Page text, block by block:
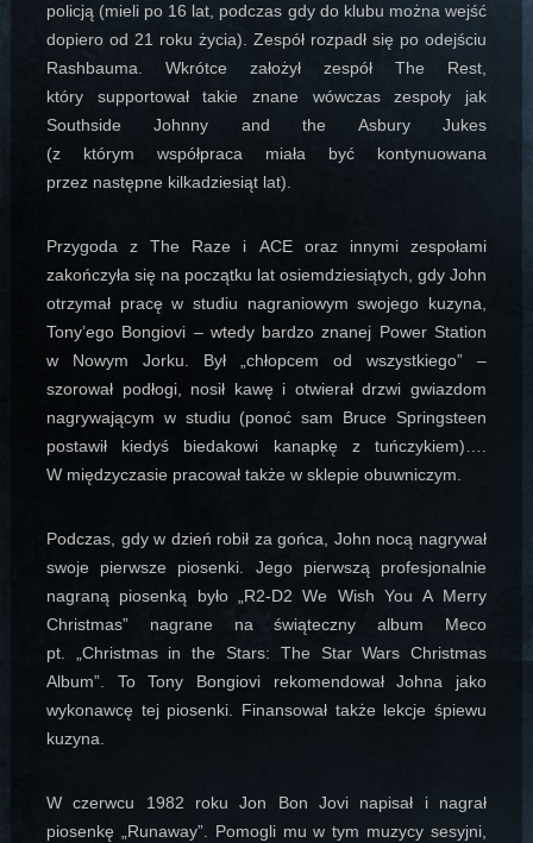
policją (mieli po 16 lat, podczas gdy do klubu można wejść
dopiero od 21 roku życia). Zespół rozpadł się po odejściu
Rashbauma. Wkrótce założył zespół The Rest,
który supportował takie znane wówczas zespoły jak
Southside Johnny and the Asbury Jukes
(z którym współpraca miała być kontynuowana
przez następne kilkadziesiąt lat).
Przygoda z The Raze i ACE oraz innymi zespołami
zakończyła się na początku lat osiemdziesiątych, gdy John
otrzymał pracę w studiu nagraniowym swojego kuzyna,
Tony’ego Bongiovi – wtedy bardzo znanej Power Station
w Nowym Jorku. Był „chłopcem od wszystkiego” –
szorował podłogi, nosił kawę i otwierał drzwi gwiazdom
nagrywającym w studiu (ponoć sam Bruce Springsteen
postawił kiedyś biedakowi kanapkę z tuńczykiem)….
W międzyczasie pracował także w sklepie obuwniczym.
Podczas, gdy w dzień robił za gońca, John nocą nagrywał
swoje pierwsze piosenki. Jego pierwszą profesjonalnie
nagraną piosenką było „R2-D2 We Wish You A Merry
Christmas” nagrane na świąteczny album Meco
pt. „Christmas in the Stars: The Star Wars Christmas
Album”. To Tony Bongiovi rekomendował Johna jako
wykonawcę tej piosenki. Finansował także lekcje śpiewu
kuzyna.
W czerwcu 1982 roku Jon Bon Jovi napisał i nagrał
piosenkę „Runaway”. Pomogli mu w tym muzycy sesyjni,